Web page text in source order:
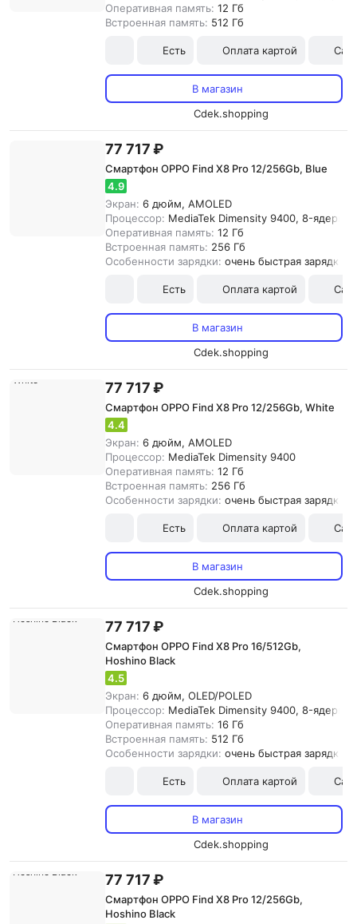
Оперативная память: 12 Гб
Встроенная память: 512 Гб
Есть Оплата картой
В магазин
Cdek.shopping
77 717 ₽
Смартфон OPPO Find X8 Pro 12/256Gb, Blue
4.9
Экран: 6 дюйм, AMOLED
Процессор: MediaTek Dimensity 9400, 8-
Оперативная память: 12 Гб
Встроенная память: 256 Гб
Особенности зарядки: очень быстрая зарядка
Есть Оплата картой
В магазин
Cdek.shopping
77 717 ₽
Смартфон OPPO Find X8 Pro 12/256Gb, White
4.4
Экран: 6 дюйм, AMOLED
Процессор: MediaTek Dimensity 9400
Оперативная память: 12 Гб
Встроенная память: 256 Гб
Особенности зарядки: очень быстрая зарядка
Есть Оплата картой
В магазин
Cdek.shopping
77 717 ₽
Смартфон OPPO Find X8 Pro 16/512Gb,
Hoshino Black
4.5
Экран: 6 дюйм, OLED/POLED
Процессор: MediaTek Dimensity 9400, 8-
Оперативная память: 16 Гб
Встроенная память: 512 Гб
Особенности зарядки: очень быстрая зарядка
Есть Оплата картой
В магазин
Cdek.shopping
77 717 ₽
Смартфон OPPO Find X8 Pro 12/256Gb,
Hoshino Black